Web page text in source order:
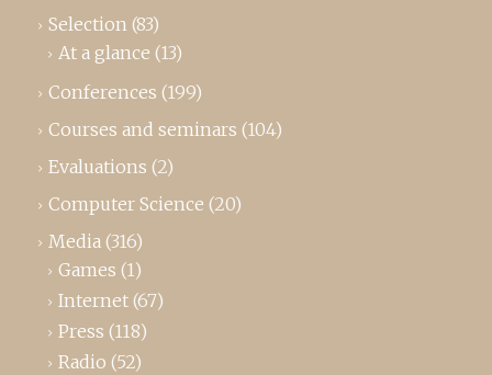
Selection (83)
At a glance (13)
Conferences (199)
Courses and seminars (104)
Evaluations (2)
Computer Science (20)
Media (316)
Games (1)
Internet (67)
Press (118)
Radio (52)